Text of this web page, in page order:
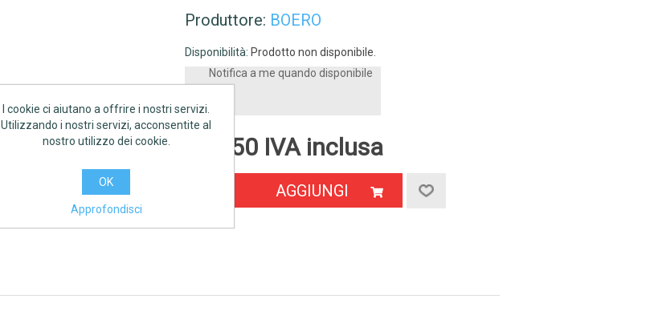
Produttore: BOERO
Disponibilità: Prodotto non disponibile.
Notifica a me quando disponibile
€57,50 IVA inclusa
AGGIUNGI
I cookie ci aiutano a offrire i nostri servizi.
Utilizzando i nostri servizi, acconsentite al
nostro utilizzo dei cookie.
OK
Approfondisci